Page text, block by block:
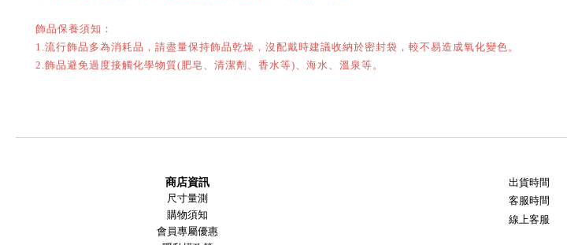
飾品保養須知：
1.流行飾品多為消耗品，請盡量保持飾品乾燥，沒配戴時建議收納於密封袋，較不易造成氧化變色。
2.飾品避免過度接觸化學物質(肥皂、清潔劑、香水等)、海水、溫泉等。
商店資訊
尺寸量測
購物須知
會員專屬優惠
出貨時間
客服時間
線上客服